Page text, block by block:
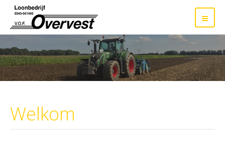
Welkom